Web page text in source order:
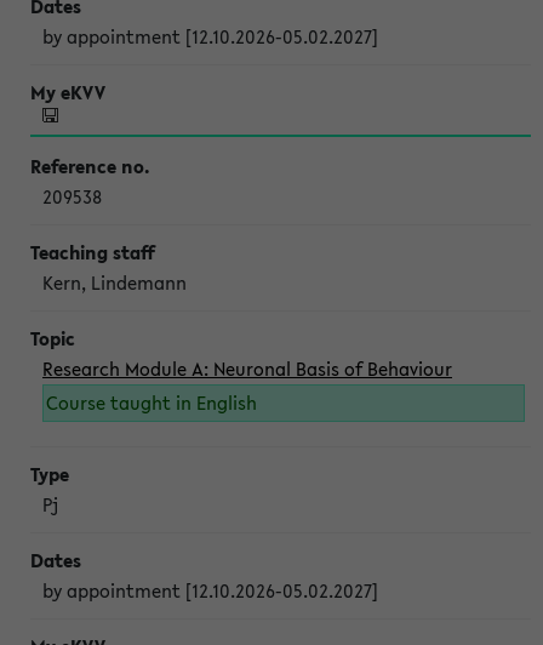
by appointment [12.10.2026-05.02.2027]
209538
Kern, Lindemann
Research Module A: Neuronal Basis of Behaviour
Course taught in English
Pj
by appointment [12.10.2026-05.02.2027]